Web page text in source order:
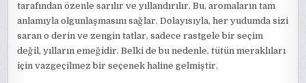
tarafından özenle sarılır ve yıllandırılır. Bu, aromaların tam
anlamıyla olgunlaşmasını sağlar. Dolayısıyla, her yudumda sizi
saran o derin ve zengin tatlar, sadece rastgele bir seçim
değil, yılların emeğidir. Belki de bu nedenle, tütün meraklıları
için vazgeçilmez bir seçenek haline gelmiştir.